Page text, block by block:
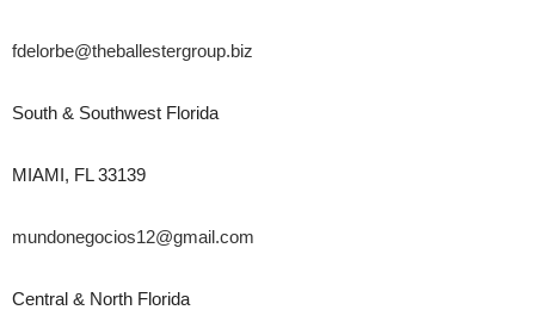
fdelorbe@theballestergroup.biz
South & Southwest Florida
MIAMI, FL 33139
mundonegocios12@gmail.com
Central & North Florida